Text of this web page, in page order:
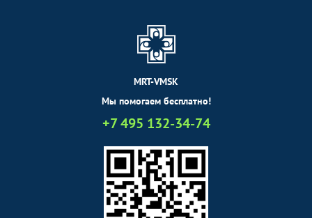
MRT-VMSK
Мы помогаем бесплатно!
+7 495 132-34-74